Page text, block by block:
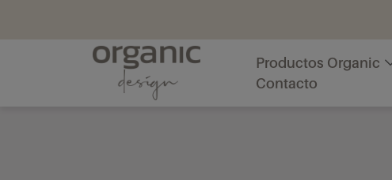
Productos Organic
Contacto